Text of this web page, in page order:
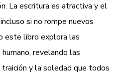
La escritura es atractiva y el
si no rompe nuevos
este libro explora las
revelando las
y la soledad que todos